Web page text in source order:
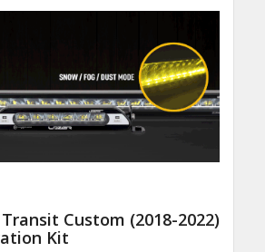
Custom (2018-2022)
Kit